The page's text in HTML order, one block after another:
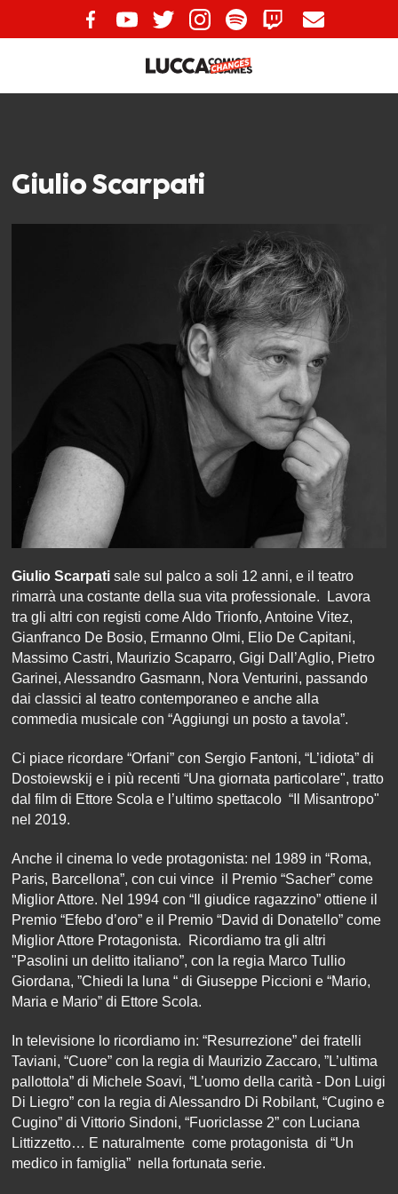
Giulio Scarpati
Giulio Scarpati sale sul palco a soli 12 anni, e il teatro
rimarrà una costante della sua vita professionale. Lavora
tra gli altri con registi come Aldo Trionfo, Antoine Vitez,
Gianfranco De Bosio, Ermanno Olmi, Elio De Capitani,
Massimo Castri, Maurizio Scaparro, Gigi Dall’Aglio, Pietro
Garinei, Alessandro Gasmann, Nora Venturini, passando
dai classici al teatro contemporaneo e anche alla
commedia musicale con “Aggiungi un posto a tavola”.
Ci piace ricordare “Orfani” con Sergio Fantoni, “L’idiota” di
Dostoiewskij e i più recenti “Una giornata particolare", tratto
dal film di Ettore Scola e l’ultimo spettacolo “Il Misantropo"
nel 2019.
Anche il cinema lo vede protagonista: nel 1989 in “Roma,
Paris, Barcellona”, con cui vince il Premio “Sacher” come
Miglior Attore. Nel 1994 con “Il giudice ragazzino” ottiene il
Premio “Efebo d’oro” e il Premio “David di Donatello” come
Miglior Attore Protagonista. Ricordiamo tra gli altri
"Pasolini un delitto italiano”, con la regia Marco Tullio
Giordana, ”Chiedi la luna “ di Giuseppe Piccioni e “Mario,
Maria e Mario” di Ettore Scola.
In televisione lo ricordiamo in: “Resurrezione” dei fratelli
Taviani, “Cuore” con la regia di Maurizio Zaccaro, ”L’ultima
pallottola” di Michele Soavi, “L’uomo della carità - Don Luigi
Di Liegro” con la regia di Alessandro Di Robilant, “Cugino e
Cugino” di Vittorio Sindoni, “Fuoriclasse 2” con Luciana
Littizzetto… E naturalmente come protagonista di “Un
medico in famiglia” nella fortunata serie.